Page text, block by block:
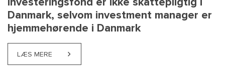
Danmark, selvom investment manager er
hjemmehørende i Danmark
LÆS MERE ABOUT INVESTERINGSFOND ER IKKE